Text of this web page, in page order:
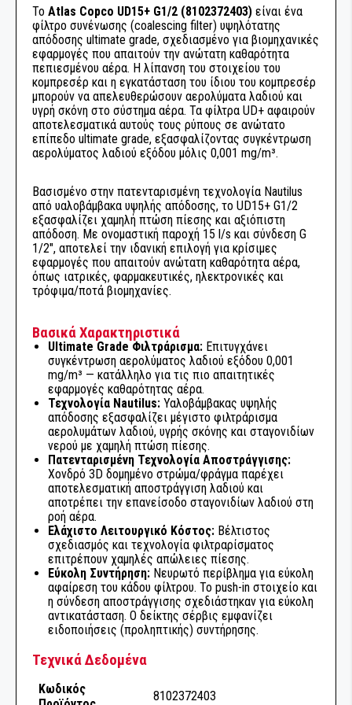
ΤΡΟΧΟΙ ΛΕΙΑΝΣΗΣ
ΜΕΤΑΔΟΣΗ ΡΕΥΜΑΤΟΣ
ΣΥΓΚΟΛΛΗΤΙΚΑ ΚΑΙ ΣΦΡΑΓΙΣΤΙΚΑ
ΒΙΟΜΗΧΑΝΙΑΣ
ΣΥΓΚΟΛΛΗΤΙΚΑ ΚΑΙ ΣΦΡΑΓΙΣΤΙΚΑ
ΟΙΚΟΔΟΜΩΝ
ΤΡΙΒΕΙΑ ΑΥΞΗΜΕΝΗΣ ΡΟΠΗΣ ΜΕ ΓΡΑΝΑΖΙΑ
ΚΑΘΑΡΙΣΜΟΣ - ΠΡΟΕΡΓΑΣΙΑ
ΜΟΝΩΣΗ ΚΑΙ ΜΑΣΚΑΡΙΣΜΑ
ΣΥΓΚΟΛΛΗΤΙΚΑ ΚΑΙ ΣΦΡΑΓΙΣΤΙΚΑ ΣΚΑΦΩΝ
ΣΥΝΤΗΡΗΣΗ & ΚΑΘΑΡΙΣΜΟΣ ΠΙΣΤΟΛΙΩΝ
ΒΑΦΗΣ
ΦΟΥΡΝΟΣ ΒΑΦΗΣ
ΑΛΟΙΦΑΔΟΡΟΙ ΓΥΑΛΙΣΜΑΤΟΣ
ΑΛΟΙΦΕΣ ΓΥΑΛΙΣΜΑΤΟΣ
ΓΟΥΝΕΣ ΓΥΑΛΙΣΜΑΤΟΣ
ΕΠΙΣΚΕΥΗ ΦΑΝΑΡΙΩΝ
ΣΦΟΥΓΓΑΡΙΑ ΓΥΑΛΙΣΜΑΤΟΣ
ΕΞΑΡΤΗΜΑΤΑ ΚΑΜΠΙΝΑΣ ΑΥΤΟΚΙΝΗΤΟΥ
ΜΗΧΑΝΗΜΑΤΑ ΛΙΠΑΝΣΗΣ
ΠΙΣΤΟΛΙΑ ΑΕΡΟΣ
ΑΕΡΟΕΡΓΑΛΕΙΑ ΣΥΝΕΡΓΕΙΟΥ
ΡΑΣΠΕΣ ΤΡΙΒΗΣ
ΤΡΙΒΕΙΑ
ΤΡΙΒΕΙΑ ΑΥΞΗΜΕΝΗΣ ΡΟΠΗΣ ΜΕ ΓΡΑΝΑΖΙΑ
ΜΕΤΑΔΟΣΗ ΡΕΥΜΑΤΟΣ
ΔΙΣΚΟΙ ΚΑΘΑΡΙΣΜΟΥ
ΔΙΣΚΟΙ ΚΑΘΑΡΙΣΜΟΥ
ΣΠΡΕΙ ΤΕΧΝΙΚΑ
ΑΠΟΡΡΟΦΗΣΗ ΣΚΟΝΗΣ
ΕΙΔΗ ΣΥΝΕΡΓΕΙΟΥ
ΕΞΑΡΤΗΜΑΤΑ ΒΙΟΜΗΧΑΝΙΑΣ
ΟΙΚΟΔΟΜΗ - ΚΑΤΑΣΚΕΥΕΣ
ΕΞΟΠΛΙΣΜΟΣ ΒΑΦΕΙΩΝ - ΣΥΝΕΡΓΕΙΩΝ
ΚΟΠΗ & ΔΙΑΜΟΡΦΩΣΗ ΜΕΤΑΛΛΩΝ
ΕΠΕΞΕΡΓΑΣΙΑ ΞΥΛΟΥ
ΕΙΔΗ ΚΗΠΟΥ
Εύκολη Συντήρηση:Νευρωτό περίβλημα, push-in στοιχείο
και δείκτης σέρβις για γρήγορη και εύκολη συντήρηση.
Σύνδεση G 1/2":Ονομαστική παροχή 15 l/s, μέγιστη πίεση
16 bar, inPASS: Όχι.
Το Atlas Copco UD15+ G1/2 (8102372403) είναι ένα
φίλτρο συνένωσης (coalescing filter) υψηλότατης
απόδοσης ultimate grade, σχεδιασμένο για βιομηχανικές
εφαρμογές που απαιτούν την ανώτατη καθαρότητα
πεπιεσμένου αέρα. Η λίπανση του στοιχείου του
κομπρεσέρ και η εγκατάσταση του ίδιου του κομπρεσέρ
μπορούν να απελευθερώσουν αερολύματα λαδιού και
υγρή σκόνη στο σύστημα αέρα. Τα φίλτρα UD+ αφαιρούν
αποτελεσματικά αυτούς τους ρύπους σε ανώτατο
επίπεδο ultimate grade, εξασφαλίζοντας συγκέντρωση
αερολύματος λαδιού εξόδου μόλις 0,001 mg/m³.
Βασισμένο στην πατενταρισμένη τεχνολογία Nautilus
από υαλοβάμβακα υψηλής απόδοσης, το UD15+ G1/2
εξασφαλίζει χαμηλή πτώση πίεσης και αξιόπιστη
απόδοση. Με ονομαστική παροχή 15 l/s και σύνδεση G
1/2", αποτελεί την ιδανική επιλογή για κρίσιμες
εφαρμογές που απαιτούν ανώτατη καθαρότητα αέρα,
όπως ιατρικές, φαρμακευτικές, ηλεκτρονικές και
τρόφιμα/ποτά βιομηχανίες.
Βασικά Χαρακτηριστικά
Ultimate Grade Φιλτράρισμα: Επιτυγχάνει
συγκέντρωση αερολύματος λαδιού εξόδου 0,001
mg/m³ — κατάλληλο για τις πιο απαιτητικές
εφαρμογές καθαρότητας αέρα.
Τεχνολογία Nautilus: Υαλοβάμβακας υψηλής
απόδοσης εξασφαλίζει μέγιστο φιλτράρισμα
αερολυμάτων λαδιού, υγρής σκόνης και σταγονιδίων
νερού με χαμηλή πτώση πίεσης.
Πατενταρισμένη Τεχνολογία Αποστράγγισης:
Χονδρό 3D δομημένο στρώμα/φράγμα παρέχει
αποτελεσματική αποστράγγιση λαδιού και
αποτρέπει την επανείσοδο σταγονιδίων λαδιού στη
ροή αέρα.
Ελάχιστο Λειτουργικό Κόστος: Βέλτιστος
σχεδιασμός και τεχνολογία φιλτραρίσματος
επιτρέπουν χαμηλές απώλειες πίεσης.
Εύκολη Συντήρηση: Νευρωτό περίβλημα για εύκολη
αφαίρεση του κάδου φίλτρου. Το push-in στοιχείο και
η σύνδεση αποστράγγισης σχεδιάστηκαν για εύκολη
αντικατάσταση. Ο δείκτης σέρβις εμφανίζει
ειδοποιήσεις (προληπτικής) συντήρησης.
Τεχνικά Δεδομένα
Κωδικός
8102372403